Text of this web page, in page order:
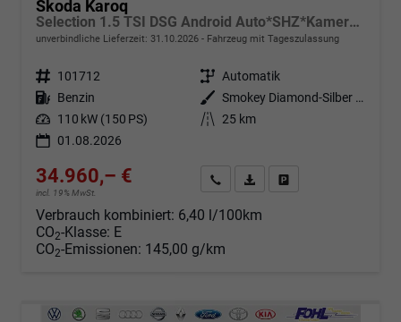
Skoda Karoq
Selection 1.5 TSI DSG Android Auto*SHZ*Kamera*Keyless*PDC v/h*Klimaauto*SUNSET*LED
unverbindliche Lieferzeit: 31.10.2026 Fahrzeug mit Tageszulassung
Fahrzeugnr. 101712 Getriebe Automatik
Kraftstoff Benzin Außenfarbe
Smokey Diamond-Silber Metallic
Leistung 110 kW (150 PS) Kilometerstand 25 km
01.08.2026
34.960,– €
incl. 19% MwSt.
Angebot anfordern
Fahrzeugexpose (PDF)
Verbrauch kombiniert: 6,40 l/100km
CO2-Klasse: E
CO2-Emissionen: 145,00 g/km